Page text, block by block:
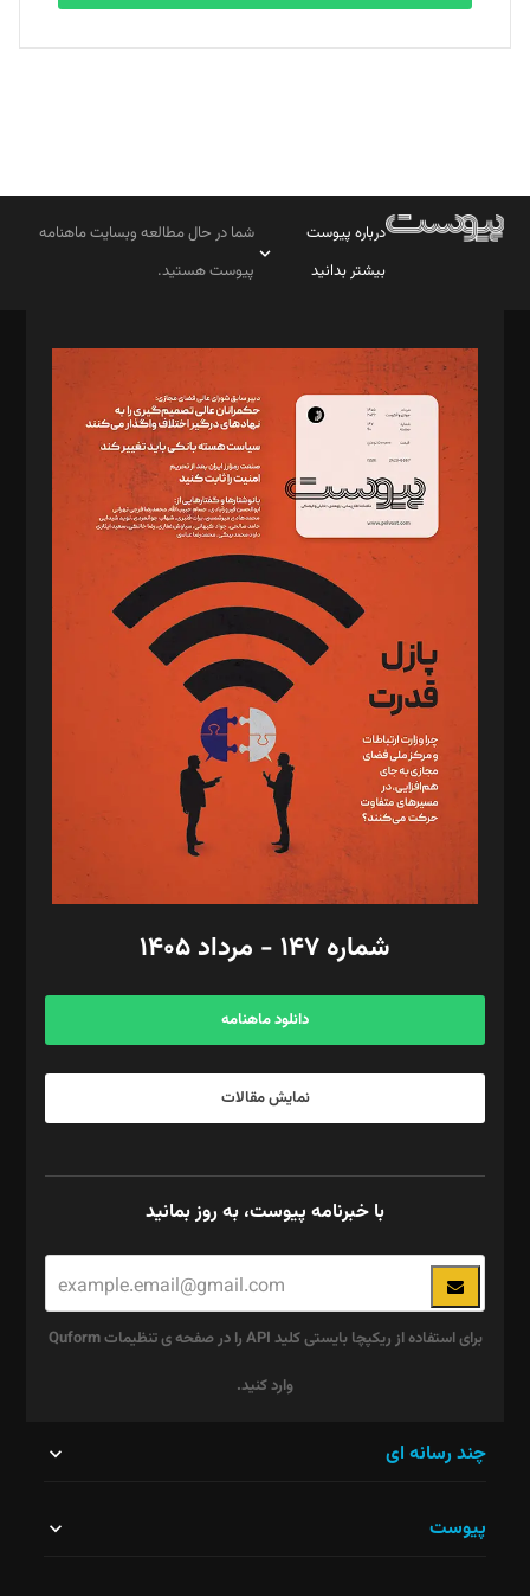
درباره پیوست
بیشتر بدانید
شما در حال مطالعه وبسایت ماهنامه
پیوست هستید.
مدیر مسئول: محمدباقر اثنی‌عشری
سردبیر: مهرک محمودی
دبیر تحریریه: میثم قاسمی
د‌بیر ناداستان: سمانه سمیع
د‌بیر خدمت و تجارت: ابوالفضل رجبی
د‌بیر حقوق فناوری: حسام‌الدین ایپکچی
د‌بیر پیوست جهان: مینا پاکدل
د‌بیر تحریریه آنلاین: بابک نقاش
تحریریه‌: مجتبی محمود‌ی، آرش برهمند، یسنا امان‌پور، سروش کرمیان،
مصطفی مسجدی آرانی، ابوالفضل رجبی، زهرا فکرانه، فائزه فتحی
رستمی،مصطفی باستان
ویرایش: نگار استاد‌‌آقا
طراح یونیفرم: مجید توکلی
فیلمبرداری و عکاسی: امیر شفیعی، مانی لطفی زاده
گرافیک و صفحه‌آرایی: سید‌سبحان‌علی ثابت
مد‌یر توسعه تجاری: کامبیز برید‌
امور مالی: شاپور رهبری، محمد‌ کاظمی‌نیا
آگهی و مشترکین: ۰۹۱۹۹۹۹۰۴۵۴
شماره ۱۴۷ - مرداد ۱۴۰۵
دانلود ماهنامه
نمایش مقالات
با خبرنامه پیوست، به روز بمانید
برای استفاده از ریکپچا بایستی کلید API را در صفحه ی تنظیمات Quform
وارد کنید.
نباید
چند رسانه ای
پیوست